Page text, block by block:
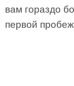
вам гораздо
первой